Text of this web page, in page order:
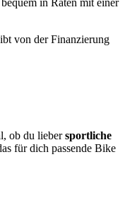
von der Finanzierung
ob du liebersportliche
für dich passende Bike